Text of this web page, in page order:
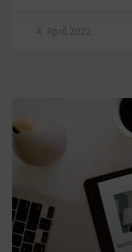
4. April 2022